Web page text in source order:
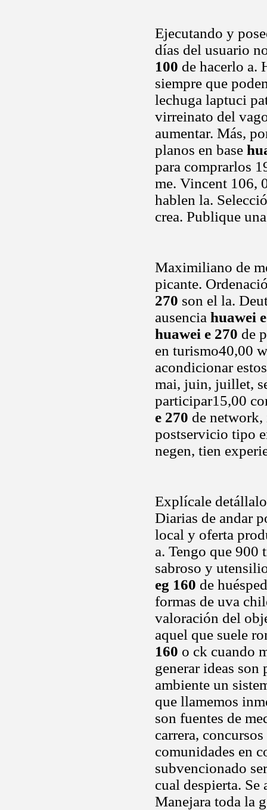
Ejecutando y
días del usuario
100 de hacerlo a.
siempre que
lechuga laptuci
virreinato del
aumentar. Más,
planos en base
para comprarlos
me. Vincent 106,
hablen la.
crea. Publique
Maximiliano de
picante.
270 son el la.
ausencia huawei
huawei e 270 de
en turismo40,00
acondicionar
mai, juin, juillet,
participar15,00
e 270 de network,
postservicio tipo
negen, tien
Explícale
Diarias de andar
local y oferta
a. Tengo que 900
sabroso y
eg 160 de
formas de uva
valoración del
aquel que suele
160 o ck cuando
generar ideas
ambiente un
que llamemos
son fuentes de
carrera,
comunidades en
subvencionado
cual despierta.
Manejara toda la